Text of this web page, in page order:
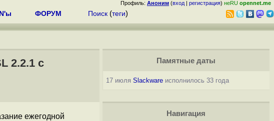
Профиль: Аноним (вход | регистрация) неRU opennet.me
ФОРУМ Поиск (теги)
2.2.1 с
ежегодной
Памятные даты
17 июля Slackwareисполнилось 33 года
Навигация